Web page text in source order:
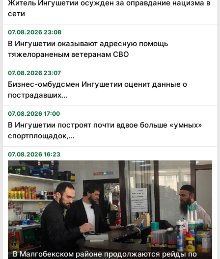
Житель Ингушетии осужден за оправдание нацизма в
сети
07.08.2026 23:08
В Ингушетии оказывают адресную помощь
тяжелораненым ветеранам СВО
07.08.2026 23:07
Бизнес-омбудсмен Ингушетии оценит данные о
пострадавших...
07.08.2026 17:00
В Ингушетии построят почти вдвое больше «умных»
спортплощадок,...
07.08.2026 16:23
В Малгобекском районе продолжаются рейды по